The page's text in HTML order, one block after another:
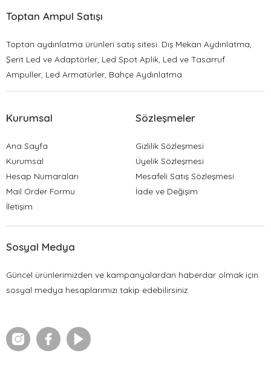
Toptan Ampul Satışı
Toptan aydınlatma ürünleri satış sitesi. Dış Mekan Aydınlatma,
Şerit Led ve Adaptörler, Led Spot Aplik, Led ve Tasarruf
Ampuller, Led Armatürler, Bahçe Aydınlatma
Kurumsal
Ana Sayfa
Kurumsal
Hesap Numaraları
Mail Order Formu
İletişim
Sözleşmeler
Gizlilik Sözleşmesi
Üyelik Sözleşmesi
Mesafeli Satış Sözleşmesi
İade ve Değişim
Sosyal Medya
Güncel ürünlerimizden ve kampanyalardan haberdar olmak için
sosyal medya hesaplarımızı takip edebilirsiniz.